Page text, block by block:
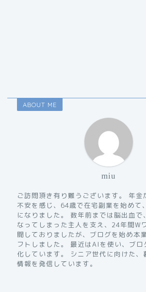
ABOUT ME
miu
ご訪問頂き有り難うございます。 年金
不安を感じ、64歳で在宅副業を始めて
になりました。 数年前までは脳出血で
なってしまった主人を支え、24年間W
闘しておりましたが、ブログを始め本
フトしました。 最近はAIを使い、ブ
化しています。 シニア世代に向けた、
情報を発信しています。